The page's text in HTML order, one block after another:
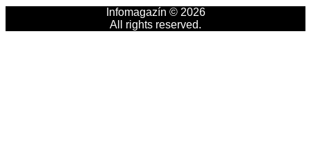
Infomagazín © 2026
All rights reserved.